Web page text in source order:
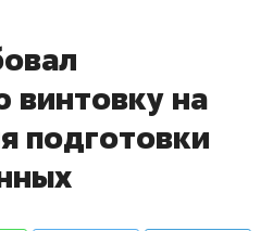
винтовку на
подготовки